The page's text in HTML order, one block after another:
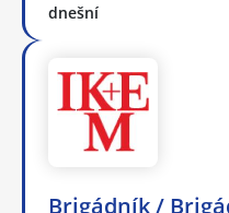
dnešní
Brigádník /